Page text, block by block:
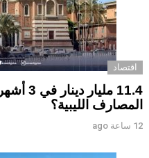
اقتصاد
11.4
المصارف الليبية؟
12 ساعة ago